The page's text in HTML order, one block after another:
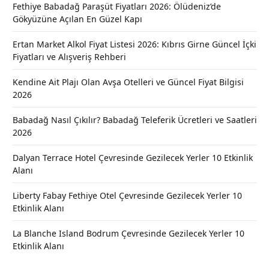
Fethiye Babadağ Paraşüt Fiyatları 2026: Ölüdeniz’de
Gökyüzüne Açılan En Güzel Kapı
Ertan Market Alkol Fiyat Listesi 2026: Kıbrıs Girne Güncel İçki
Fiyatları ve Alışveriş Rehberi
Kendine Ait Plajı Olan Avşa Otelleri ve Güncel Fiyat Bilgisi
2026
Babadağ Nasıl Çıkılır? Babadağ Teleferik Ücretleri ve Saatleri
2026
Dalyan Terrace Hotel Çevresinde Gezilecek Yerler 10 Etkinlik
Alanı
Liberty Fabay Fethiye Otel Çevresinde Gezilecek Yerler 10
Etkinlik Alanı
La Blanche Island Bodrum Çevresinde Gezilecek Yerler 10
Etkinlik Alanı